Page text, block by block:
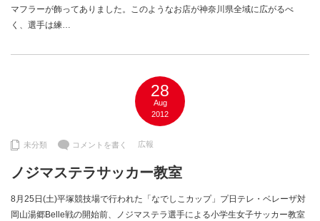
マフラーが飾ってありました。このようなお店が神奈川県全域に広がるべ
く、選手は練…
28
Aug
2012
未分類 コメントを書く 広報
ノジマステラサッカー教室
8月25日(土)平塚競技場で行われた「なでしこカップ」プ日テレ・ベレーザ対
岡山湯郷Belle戦の開始前、ノジマステラ選手による小学生女子サッカー教室